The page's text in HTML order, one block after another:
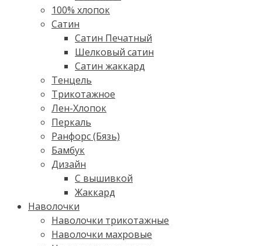
100% хлопок
Cатин
Сатин Печатный
Шелковый сатин
Сатин жаккард
Тенцель
Трикотажное
Лен-Хлопок
Перкаль
Ранфорс (Бязь)
Бамбук
Дизайн
С вышивкой
Жаккард
Наволочки
Наволочки трикотажные
Наволочки махровые